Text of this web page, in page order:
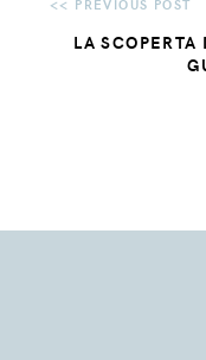
LA SCOPERTA